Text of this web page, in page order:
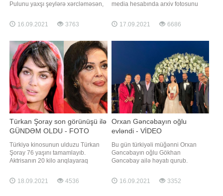
Pulunu yaxşı şeylərə xərcləməsən,
də yaxşı şeylərə, xeyriyyəyə
xərcləyirəm. Eləsi olur ki, pulu var,
yaxşılığa xərcləmirsə, canına
xərcləyəcək". Axşam.az xəbə
16.09.2021 3763
media hesabında arxiv fotosunu
izləyicilərin marağına səbəb olan
müğənni paylaşımı ilə xoş rəylər
17.09.2021 6686
Türkan Şoray son görünüşü ilə
GÜNDƏM OLDU - FOTO
Türkiyə kinosunun ulduzu Türkan
Şoray 76 yaşını tamamlayıb.
Aktrisanın 20 kilo arıqlayaraq
diqqətdən yayınmayıb. Onun fransız
üsulu ilə (üzün saplarla dartılması)
18.09.2021 4536
Orxan Gəncəbayın oğlu
evləndi - VİDEO
Bu gün türkiyəli müğənni Orxan
Gəncəbayın oğlu Gökhan
Gəncəbay ailə həyatı qurub.
Gökhan uzun müddətdir eşq
yaşadığı Seda Hanla Çırağan
16.09.2021 3352